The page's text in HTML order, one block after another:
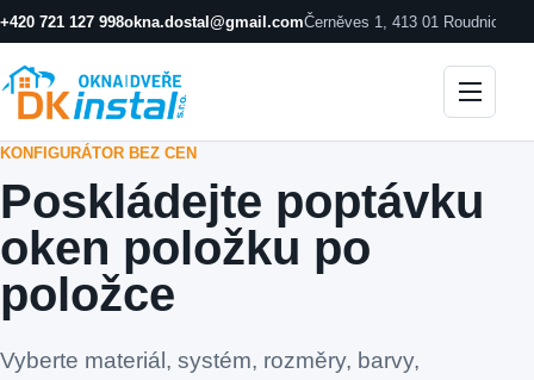
+420 721 127 998okna.dostal@gmail.comČerněves 1, 413 01 Roudnice
KONFIGURÁTOR BEZ CEN
Poskládejte poptávku
oken položku po
položce
Vyberte materiál, systém, rozměry, barvy,